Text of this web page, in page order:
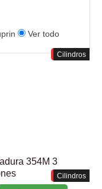
Ver todo
354M 3
Cilindros
Cilindros